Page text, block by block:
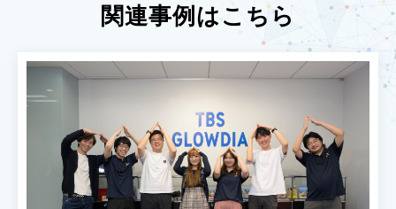
関連事例はこちら